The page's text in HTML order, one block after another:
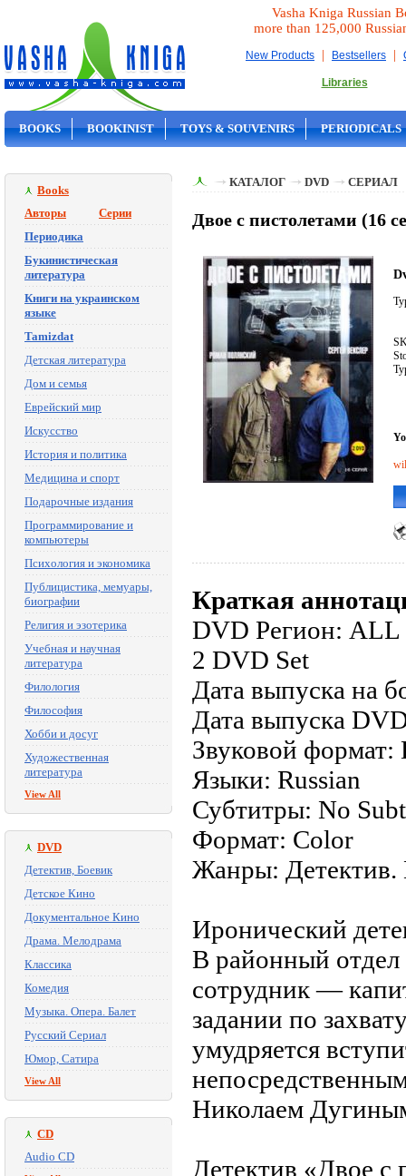
Vasha Kniga Russian
more than 125,000
New Products | Bestsellers |
Libraries
BOOKS BOOKINIST TOYS & SOUVENIRS PERIODICALS
Books
Авторы
Серии
Периодика
Букинистическая
литература
Книги на украинском
языке
Tamizdat
Детская литература
Дом и семья
Еврейский мир
Искусство
История и политика
Медицина и спорт
Подарочные издания
Программирование и
компьютеры
Психология и экономика
Публицистика, мемуары,
биографии
Религия и эзотерика
Учебная и научная
литература
Филология
Философия
Хобби и досуг
Художественная
литература
View All
DVD
Детектив, Боевик
Детское Кино
Документальное Кино
Драма. Мелодрама
Классика
Комедия
Музыка. Опера. Балет
Русский Сериал
Юмор, Сатира
View All
CD
Audio CD
КАТАЛОГ DVD СЕРИАЛ
Двое с пистолетами (16
Краткая
DVD Регион: ALL
2 DVD Set
Дата выпуска на
Дата выпуска
Звуковой
Языки: Russian
Субтитры: No
Формат: Color
Жанры: Детектив.
Иронический
В районный
сотрудник —
задании по
умудряется
Николаем
Детектив «Двое с